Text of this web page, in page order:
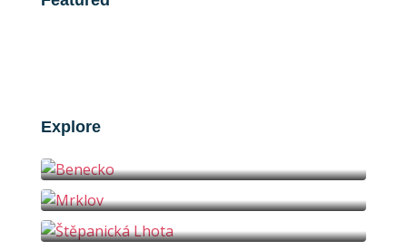
Explore